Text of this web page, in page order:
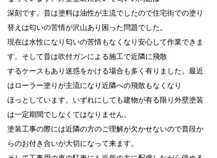
深刻です。昔は塗料は油性が主流でしたので住宅街での塗り
替えは匂いの苦情が沢山あり困った問題でした。
現在は水性になり匂いの苦情もなくなり安心して作業できま
す。そして昔は吹付ガンによる施工で近隣に飛散
するケースもあり迷惑をかける場合も多く有りました。最近
はローラー塗りが主流になり近隣への飛散もなくなり
ほっとしています。いずれにしても建物が有る限り外壁塗装
は一定期間でしなくてはなりません。
塗装工事の際には近隣の方のご理解が欠かせないので普段か
らのお付き合いが大切になって来ます。